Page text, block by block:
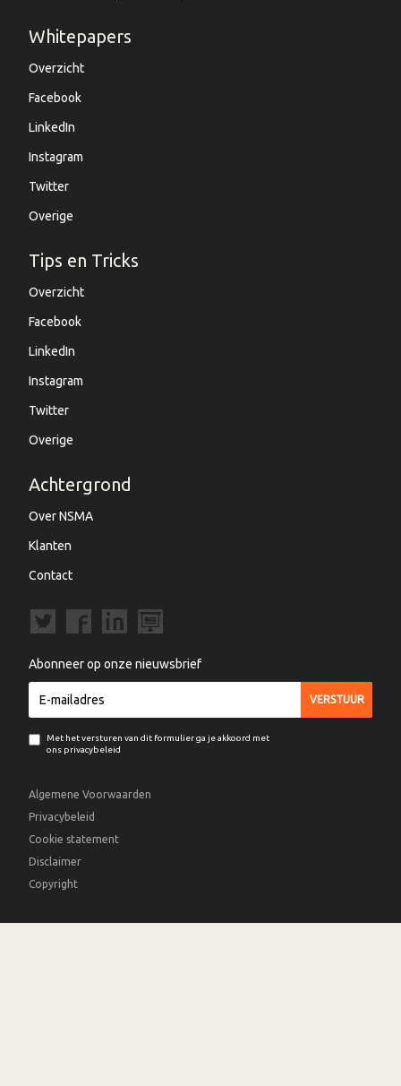
Whitepapers
Overzicht
Facebook
LinkedIn
Instagram
Twitter
Overige
Tips en Tricks
Overzicht
Facebook
LinkedIn
Instagram
Twitter
Overige
Achtergrond
Over NSMA
Klanten
Contact
Abonneer op onze nieuwsbrief
Met het versturen van dit formulier ga je akkoord met
ons privacybeleid
Algemene Voorwaarden
Privacybeleid
Cookie statement
Disclaimer
Copyright